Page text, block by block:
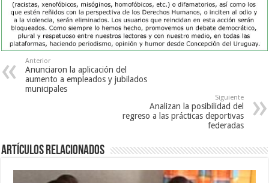
Anterior
Anunciaron la aplicación del
aumento a empleados y jubilados
municipales
Siguiente
Analizan la posibilidad del
regreso a las prácticas deportivas
federadas
Artículos Relacionados